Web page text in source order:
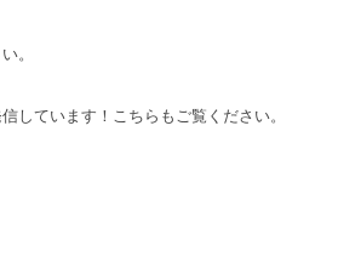
。
しています！こちらもご覧ください。